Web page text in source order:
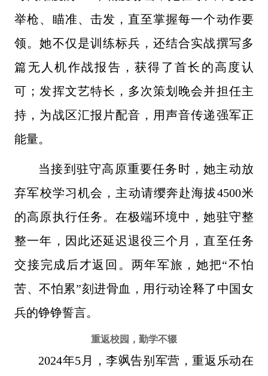
举枪、瞄准、击发，直至掌握每一个动作要
领。她不仅是训练标兵，还结合实战撰写多
篇无人机作战报告，获得了首长的高度认
可；发挥文艺特长，多次策划晚会并担任主
持，为战区汇报片配音，用声音传递强军正
能量。
当接到驻守高原重要任务时，她主动放
弃军校学习机会，主动请缨奔赴海拔4500米
的高原执行任务。在极端环境中，她驻守整
整一年，因此还延迟退役三个月，直至任务
交接完成后才返回。两年军旅，她把“不怕
苦、不怕累”刻进骨血，用行动诠释了中国女
兵的铮铮誓言。
重返校园，勤学不辍
2024年5月，李飒告别军营，重返乐动在